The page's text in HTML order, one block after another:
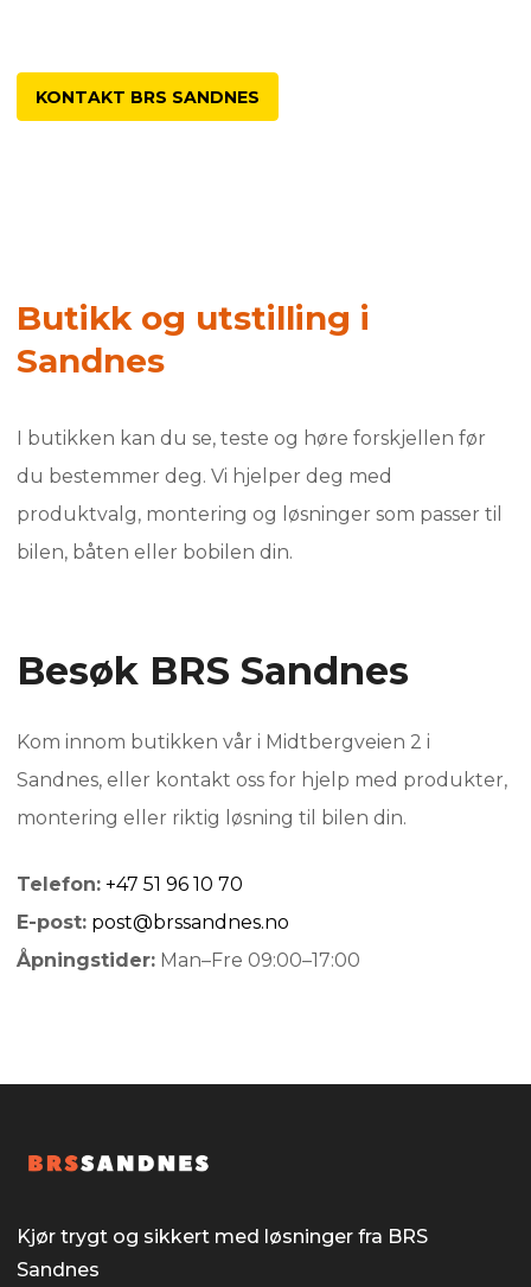
KONTAKT BRS SANDNES
Butikk og utstilling i
Sandnes
I butikken kan du se, teste og høre forskjellen før
du bestemmer deg. Vi hjelper deg med
produktvalg, montering og løsninger som passer til
bilen, båten eller bobilen din.
Besøk BRS Sandnes
Kom innom butikken vår i Midtbergveien 2 i
Sandnes, eller kontakt oss for hjelp med produkter,
montering eller riktig løsning til bilen din.
Telefon: +47 51 96 10 70
E-post: post@brssandnes.no
Åpningstider: Man–Fre 09:00–17:00
Kjør trygt og sikkert med løsninger fra BRS
Sandnes